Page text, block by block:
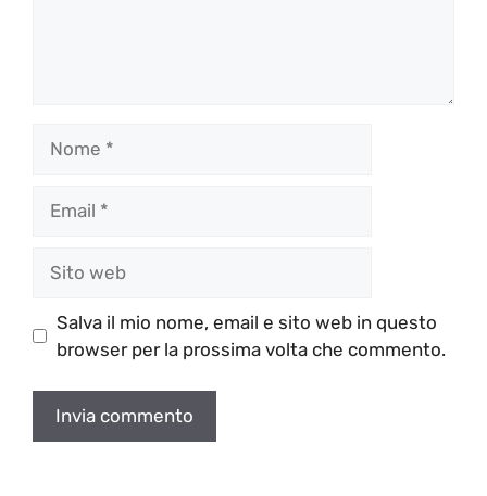
web
Salva il mio nome, email e sito web in questo
browser per la prossima volta che commento.